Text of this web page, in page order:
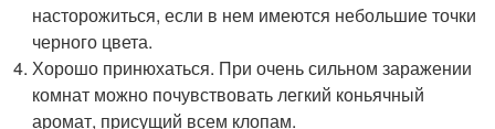
насторожиться, если в нем имеются небольшие точки
черного цвета.
Хорошо принюхаться. При очень сильном заражении
комнат можно почувствовать легкий коньячный
аромат, присущий всем клопам.